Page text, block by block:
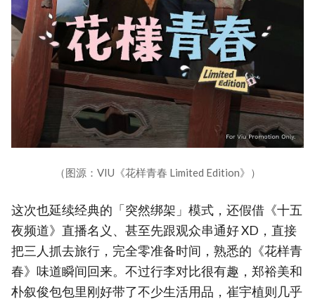
（图源：VIU《花样青春 Limited Edition》）
这次也延续经典的「突然绑架」模式，还假借《十五
夜频道》直播名义、甚至先跟观众串通好 XD，直接
把三人抓去旅行，完全零准备时间，熟悉的《花样青
春》味道瞬间回来。不过行李对比很有趣，郑裕美和
朴叙俊包包里刚好带了不少生活用品，崔宇植则几乎